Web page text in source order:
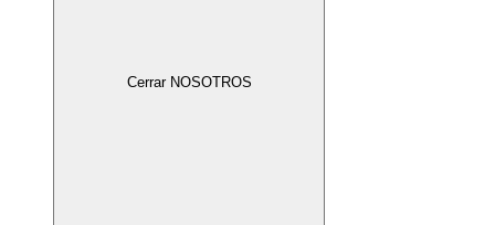
Cerrar NOSOTROS